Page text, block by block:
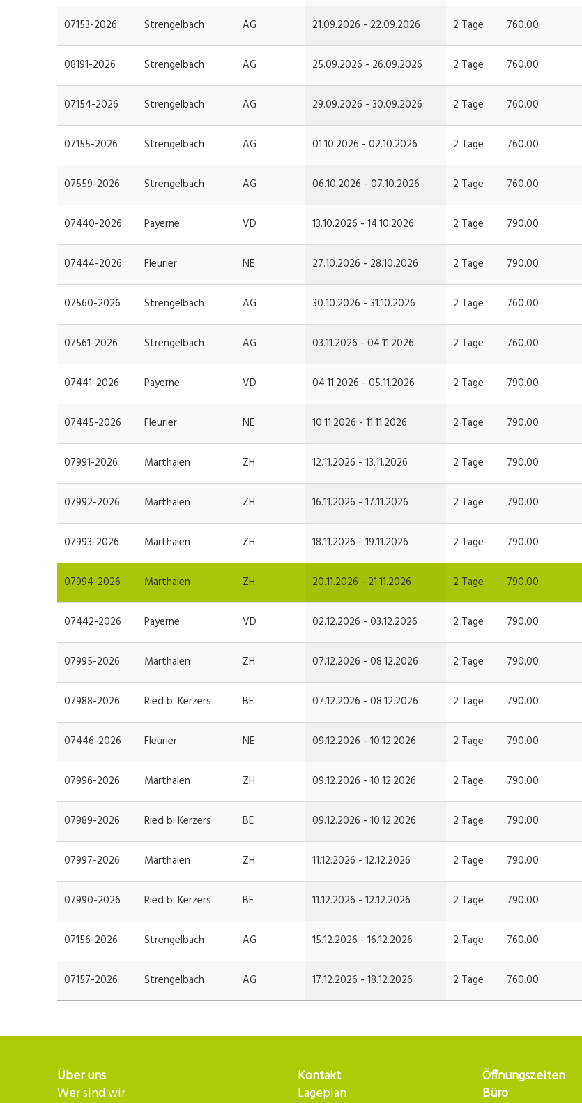
07153-2026 Strengelbach AG 21.09.2026 - 22.09.2026 2 Tage 760.00
08191-2026 Strengelbach AG 25.09.2026 - 26.09.2026 2 Tage 760.00
07154-2026 Strengelbach AG 29.09.2026 - 30.09.2026 2 Tage 760.00
07155-2026 Strengelbach AG 01.10.2026 - 02.10.2026 2 Tage 760.00
07559-2026 Strengelbach AG 06.10.2026 - 07.10.2026 2 Tage 760.00
07440-2026 Payerne VD 13.10.2026 - 14.10.2026 2 Tage 790.00
07444-2026 Fleurier NE 27.10.2026 - 28.10.2026 2 Tage 790.00
07560-2026 Strengelbach AG 30.10.2026 - 31.10.2026 2 Tage 760.00
07561-2026 Strengelbach AG 03.11.2026 - 04.11.2026 2 Tage 760.00
07441-2026 Payerne VD 04.11.2026 - 05.11.2026 2 Tage 790.00
07445-2026 Fleurier NE 10.11.2026 - 11.11.2026 2 Tage 790.00
07991-2026 Marthalen ZH 12.11.2026 - 13.11.2026 2 Tage 790.00
07992-2026 Marthalen ZH 16.11.2026 - 17.11.2026 2 Tage 790.00
07993-2026 Marthalen ZH 18.11.2026 - 19.11.2026 2 Tage 790.00
07994-2026 Marthalen ZH 20.11.2026 - 21.11.2026 2 Tage 790.00
07442-2026 Payerne VD 02.12.2026 - 03.12.2026 2 Tage 790.00
07995-2026 Marthalen ZH 07.12.2026 - 08.12.2026 2 Tage 790.00
07988-2026 Ried b. Kerzers BE 07.12.2026 - 08.12.2026 2 Tage 790.00
07446-2026 Fleurier NE 09.12.2026 - 10.12.2026 2 Tage 790.00
07996-2026 Marthalen ZH 09.12.2026 - 10.12.2026 2 Tage 790.00
07989-2026 Ried b. Kerzers BE 09.12.2026 - 10.12.2026 2 Tage 790.00
07997-2026 Marthalen ZH 11.12.2026 - 12.12.2026 2 Tage 790.00
07990-2026 Ried b. Kerzers BE 11.12.2026 - 12.12.2026 2 Tage 790.00
07156-2026 Strengelbach AG 15.12.2026 - 16.12.2026 2 Tage 760.00
07157-2026 Strengelbach AG 17.12.2026 - 18.12.2026 2 Tage 760.00
Über uns
Wer sind wir
Kontakt
Lageplan
Öffnungszeiten
Büro